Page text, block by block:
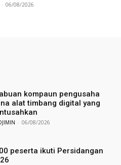
- 06/08/2026
kompaun pengusaha
alat timbang digital yang
- 06/08/2026
peserta ikuti Persidangan